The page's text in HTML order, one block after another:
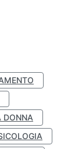
DONNA